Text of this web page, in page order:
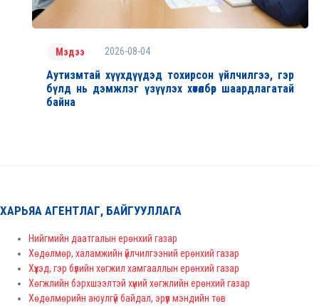
Мэдээ 2026-08-04
Аутизмтай хүүхдүүдэд тохирсон үйлчилгээ, гэр
бүлд нь дэмжлэг үзүүлэх хөтөлбөр шаардлагатай
байна
ХАРЬЯА АГЕНТЛАГ, БАЙГУУЛЛАГА
Нийгмийн даатгалын ерөнхий газар
Хөдөлмөр, халамжийн үйлчилгээний ерөнхий газар
Хүүхэд, гэр бүлийн хөгжил хамгааллын ерөнхий газар
Хөгжлийн бэрхшээлтэй хүний хөгжлийн ерөнхий газар
Хөдөлмөрийн аюулгүй байдал, эрүүл мэндийн төв